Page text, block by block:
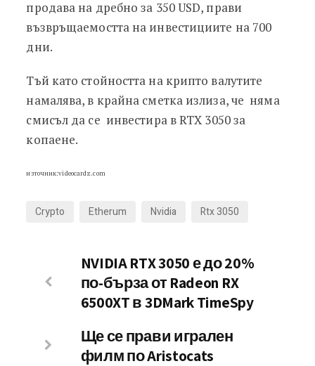
продава на дребно за 350 USD, прави
възвръщаемостта на инвестициите на 700
дни.
Тъй като стойността на крипто валутите
намалява, в крайна сметка излиза, че няма
смисъл да се инвестира в RTX 3050 за
копаене.
източник:videocardz.com
Crypto Etherum Nvidia Rtx 3050
NVIDIA RTX 3050 е до 20%
по-бърза от Radeon RX
6500XT в 3DMark TimeSpy
Ще се прави игрален
филм по Aristocats